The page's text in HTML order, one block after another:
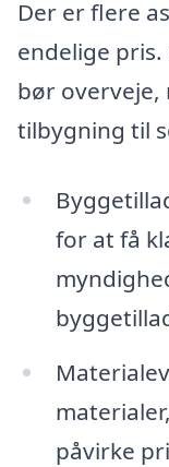
Der er flere
endelige
bør
tilbygning til
for at få
påvirke